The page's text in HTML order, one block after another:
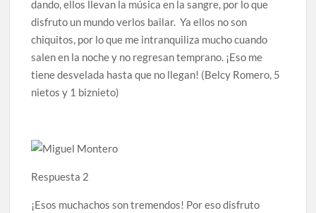
dando, ellos llevan la música en la sangre, por lo que
disfruto un mundo verlos bailar. Ya ellos no son
chiquitos, por lo que me intranquiliza mucho cuando
salen en la noche y no regresan temprano. ¡Eso me
tiene desvelada hasta que no llegan! (Belcy Romero, 5
nietos y 1 biznieto)
Respuesta 2
¡Esos muchachos son tremendos! Por eso disfruto